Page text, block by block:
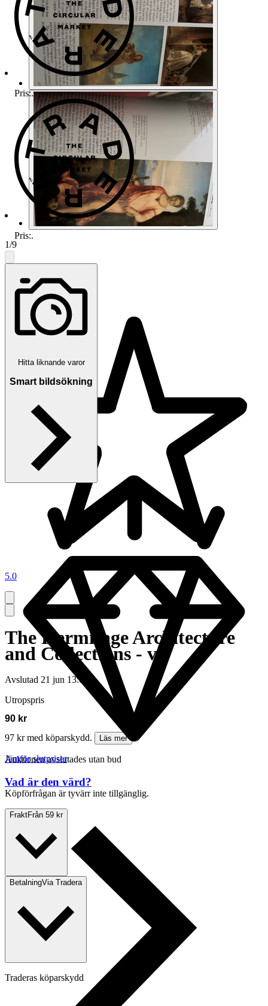
1/9
martin_stockholm
5.0
The Hermitage Architecture
and Collections - v
Avslutad 21 jun 13:06
Utropspris
90 kr
97 kr med köparskydd.
Läs mer
Auktionen avslutades utan bud
Köpförfrågan är tyvärr inte tillgänglig.
FraktFrån 59 kr
BetalningVia Tradera
Traderas köparskydd
Pris:.
Pris:.
Hitta liknande varor
Smart bildsökning
Jämför slutpriser
Vad är den värd?